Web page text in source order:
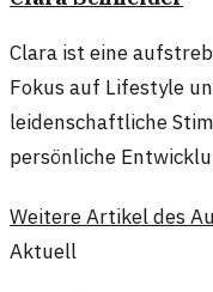
Clara ist eine
Fokus auf Lifestyle
leidenschaftliche
persönliche
Weitere Artikel des
Aktuell